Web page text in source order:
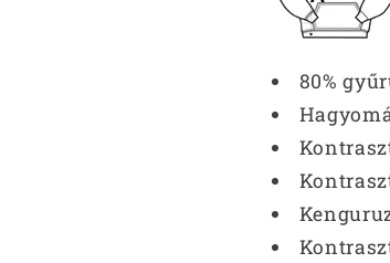
80%